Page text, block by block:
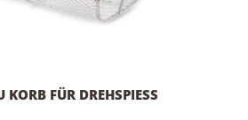
FÜR DREHSPIESS